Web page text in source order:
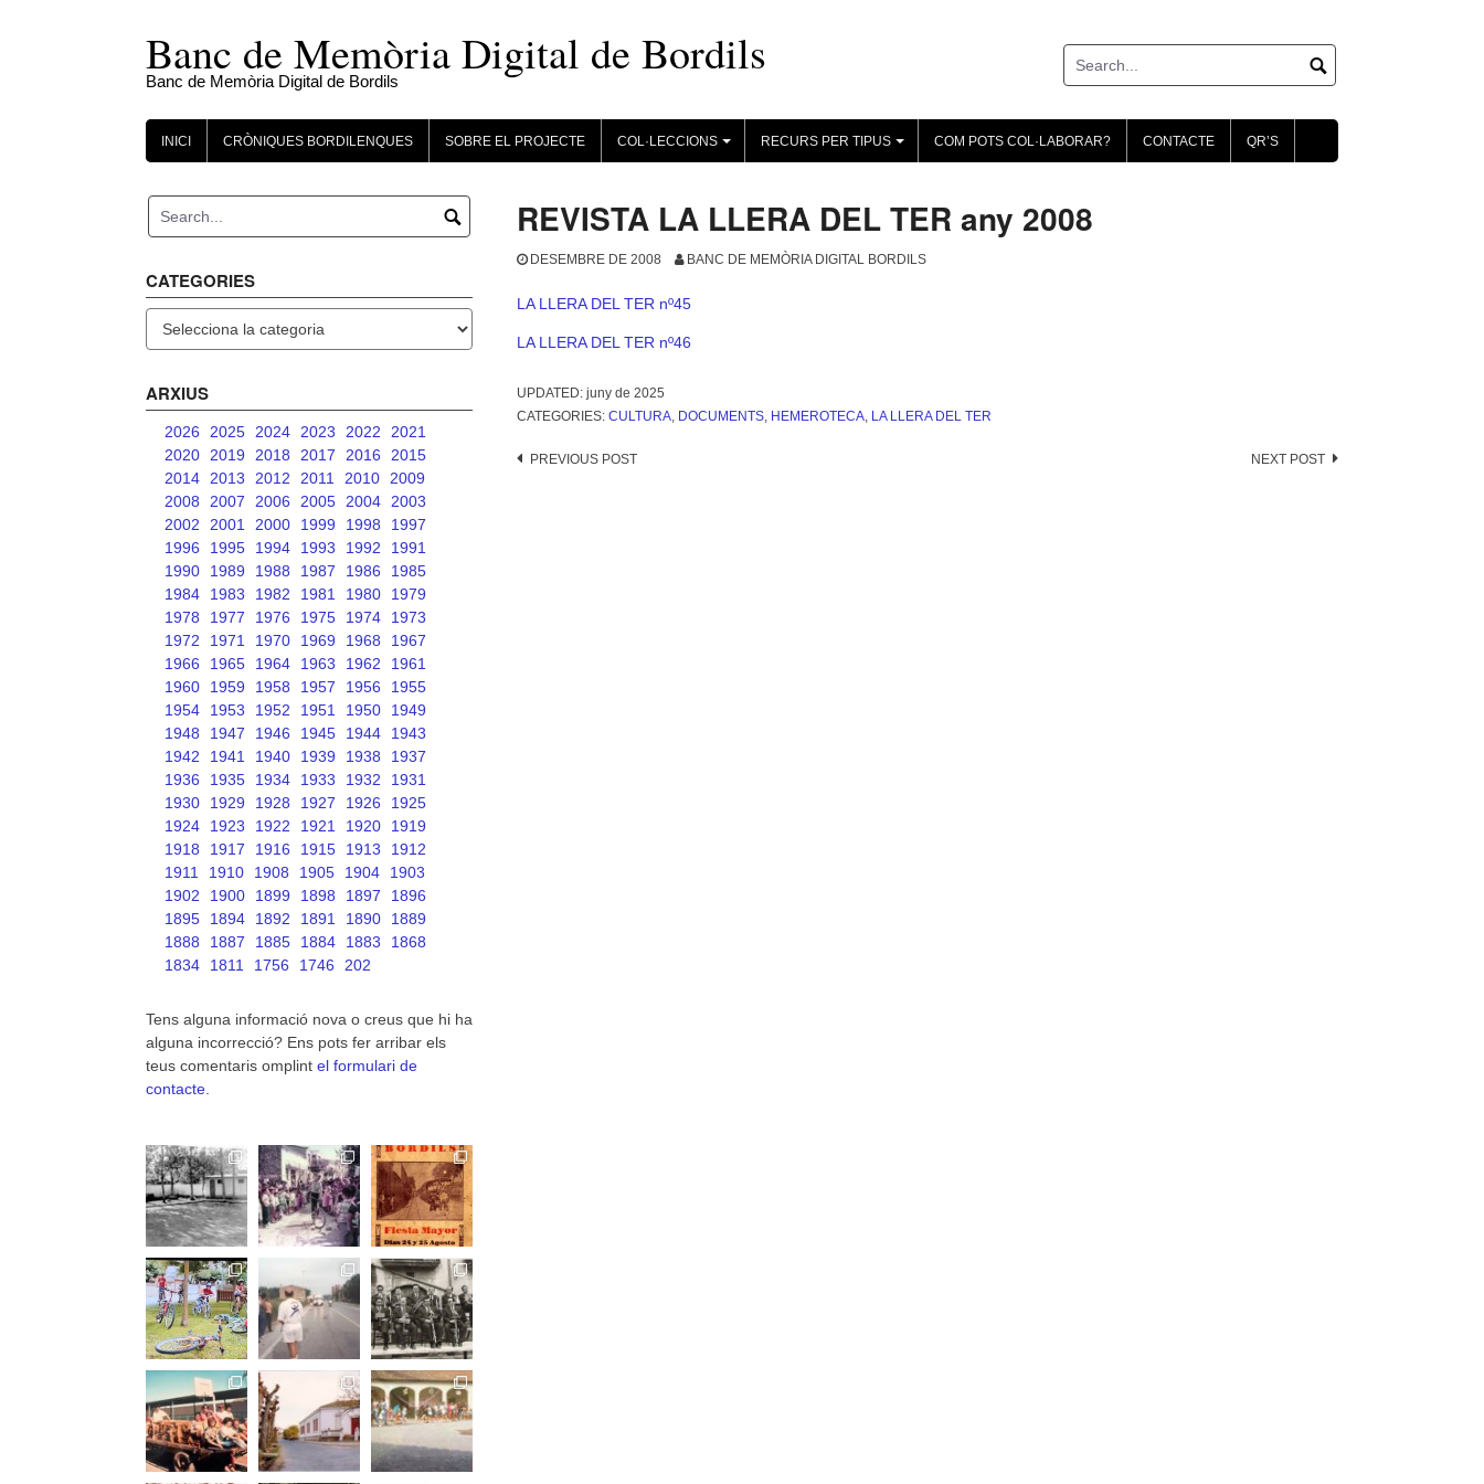
Banc de Memòria Digital de Bordils
Banc de Memòria Digital de Bordils
INICI CRÒNIQUES BORDILENQUES SOBRE EL PROJECTE
+
COL·LECCIONS
+
RECURS PER TIPUS COM POTS COL·LABORAR? CONTACTE QR’S
REVISTA LA LLERA DEL TER any 2008
DESEMBRE DE 2008 BANC DE MEMÒRIA DIGITAL BORDILS
LA LLERA DEL TER nº45
LA LLERA DEL TER nº46
UPDATED: juny de 2025
CATEGORIES: CULTURA, DOCUMENTS, HEMEROTECA, LA LLERA DEL TER
Post
PREVIOUS POST NEXT POST
CATEGORIES
ARXIUS
2026 2025 2024 2023 2022
2021
2020
2019 2018 2017 2016
2015
2014
2013 2012 2011 2010
2009
2008
2007 2006 2005 2004
2003
2002
2001 2000 1999 1998
1997
1996
1995 1994 1993 1992
1991
1990
1989 1988 1987 1986
1985
1984
1983 1982 1981 1980
1979
1978
1977 1976 1975 1974
1973
1972
1971 1970 1969 1968
1967
1966
1965 1964 1963 1962
1961
1960
1959 1958 1957 1956
1955
1954
1953 1952 1951 1950
1949
1948
1947 1946 1945 1944
1943
1942
1941 1940 1939 1938
1937
1936
1935 1934 1933 1932
1931
1930
1929 1928 1927 1926
1925
1924
1923 1922 1921 1920
1919
1918
1917 1916 1915 1913
1912
1911
1910 1908 1905 1904
1903
1902
1900 1899 1898 1897
1896
1895
1894 1892 1891 1890
1889
1888
1887 1885 1884 1883
1868
1834
1811 1756 1746 202
Tens alguna informació nova o creus que hi ha
alguna incorrecció? Ens pots fer arribar els
teus comentaris omplint el formulari de
contacte